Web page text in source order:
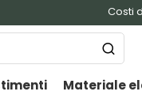
Costi
Materiale